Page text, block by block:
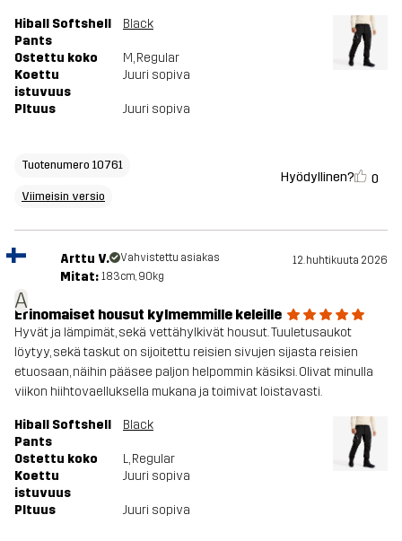
Hiball Softshell
Pants
Black
Ostettu koko M, Regular
Koettu
istuvuus
Juuri sopiva
PItuus Juuri sopiva
Tuotenumero 10761
Viimeisin versio
Hyödyllinen? 0
A
Arttu V. Vahvistettu asiakas 12. huhtikuuta 2026
Mitat: 183cm, 90kg
Erinomaiset housut kylmemmille keleille
Hyvät ja lämpimät, sekä vettähylkivät housut. Tuuletusaukot
löytyy, sekä taskut on sijoitettu reisien sivujen sijasta reisien
etuosaan, näihin pääsee paljon helpommin käsiksi. Olivat minulla
viikon hiihtovaelluksella mukana ja toimivat loistavasti.
Hiball Softshell
Pants
Black
Ostettu koko L, Regular
Koettu
istuvuus
Juuri sopiva
PItuus Juuri sopiva